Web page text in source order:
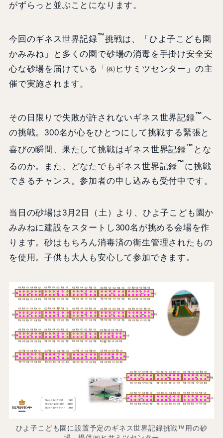
がずらっと並ぶことになります。
今回のギネス世界記録™挑戦は、「ひよ子こども園
かみみね」と多くの園で砂場の消毒を手掛け安全安
心な砂場を届けている「㈱ヒサミツセンター」の主
催で実施されます。
その日限りで失敗が許されないギネス世界記録™へ
の挑戦。300名が心をひとつにして挑戦する緊張と
喜びの瞬間、果たして挑戦はギネス世界記録™ とな
るのか。また、どなたでもギネス世界記録™に挑戦
できるチャンス。参加者の申し込みも受付中です。
当日の砂場は3月2日（土）より、ひよ子こども園か
みみねに建設をスタートし300名が挑める会場を作
ります。砂はもちろん消毒済の衛生管理されたもの
を使用。子供も大人も安心して参加できます。
ひよ子こども園に設置予定のギネス世界記録挑戦™用の砂